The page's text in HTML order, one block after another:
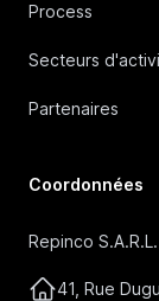
Process
Secteurs
Partenaires
Coordonnées
Repinco S.A.R.L.
41, Rue